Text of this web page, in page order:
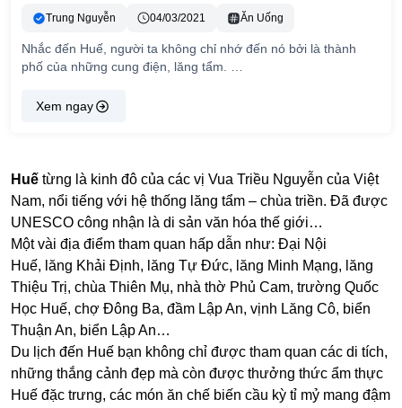
Trung Nguyễn 04/03/2021 Ăn Uống
Nhắc đến Huế, người ta không chỉ nhớ đến nó bởi là thành
phố của những cung điện, lăng tẩm. …
Xem ngay
Huế từng là kinh đô của các vị Vua Triều Nguyễn của Việt
Nam, nổi tiếng với hệ thống lăng tẩm – chùa triền. Đã được
UNESCO công nhận là di sản văn hóa thế giới…
Một vài địa điểm tham quan hấp dẫn như: Đại Nội
Huế, lăng Khải Định, lăng Tự Đức, lăng Minh Mạng, lăng
Thiệu Trị, chùa Thiên Mụ, nhà thờ Phủ Cam, trường Quốc
Học Huế, chợ Đông Ba, đầm Lập An, vịnh Lăng Cô, biển
Thuận An, biển Lập An…
Du lịch đến Huế bạn không chỉ được tham quan các di tích,
những thắng cảnh đẹp mà còn được thưởng thức ẩm thực
Huế đặc trưng, các món ăn chế biến cầu kỳ tỉ mỷ mang đậm